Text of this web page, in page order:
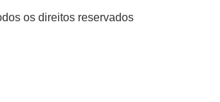
os direitos reservados